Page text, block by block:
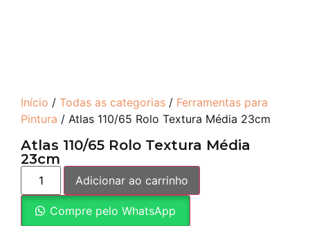
Início / Todas as categorias / Ferramentas para
Pintura / Atlas 110/65 Rolo Textura Média 23cm
Atlas 110/65 Rolo Textura Média
23cm
Adicionar ao carrinho
Compre pelo WhatsApp